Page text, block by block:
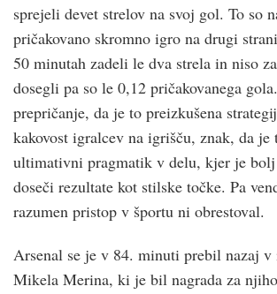
sprejeli devet strelov na svoj gol. To so
pričakovano skromno igro na drugi
50 minutah zadeli le dva strela in niso
dosegli pa so le 0,12 pričakovanega
prepričanje, da je to preizkušena
kakovost igralcev na igrišču, znak, da je
ultimativni pragmatik v delu, kjer je bolj
doseči rezultate kot stilske točke. Pa
razumen pristop v športu ni obrestoval.
Arsenal se je v 84. minuti prebil nazaj
Mikela Merina, ki je bil nagrada za